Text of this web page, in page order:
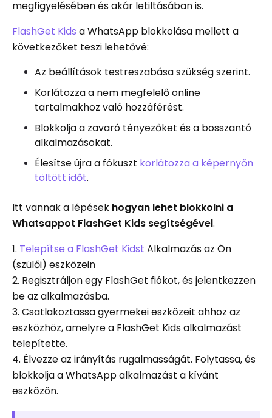
megfigyelésében és akár letiltásában is.
FlashGet Kids a WhatsApp blokkolása mellett a
következőket teszi lehetővé:
Az beállítások testreszabása szükség szerint.
Korlátozza a nem megfelelő online
tartalmakhoz való hozzáférést.
Blokkolja a zavaró tényezőket és a bosszantó
alkalmazásokat.
Élesítse újra a fókuszt korlátozza a képernyőn
töltött időt.
Itt vannak a lépések hogyan lehet blokkolni a
Whatsappot FlashGet Kids segítségével.
1. Telepítse a FlashGet Kidst Alkalmazás az Ön
(szülői) eszközein
2. Regisztráljon egy FlashGet fiókot, és jelentkezzen
be az alkalmazásba.
3. Csatlakoztassa gyermekei eszközeit ahhoz az
eszközhöz, amelyre a FlashGet Kids alkalmazást
telepítette.
4. Élvezze az irányítás rugalmasságát. Folytassa, és
blokkolja a WhatsApp alkalmazást a kívánt
eszközön.